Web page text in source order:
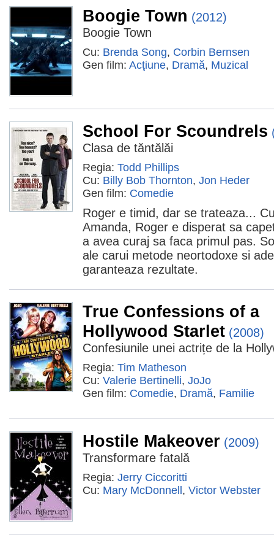
Boogie Town (2012)
Boogie Town
Cu: Brenda Song, Corbin Bernsen
Gen film: Acţiune, Dramă, Muzical
School For Scoundrels
Clasa de tăntălăi
Regia: Todd Phillips
Cu: Billy Bob Thornton, Jon Heder
Gen film: Comedie
Roger e timid, dar se trateaza...
Amanda, Roger e disperat sa
a avea curaj sa faca primul pas.
ale carui metode neortodoxe si
garanteaza rezultate.
True Confessions of a
Hollywood Starlet (2008)
Confesiunile unei actrițe de la
Regia: Tim Matheson
Cu: Valerie Bertinelli, JoJo
Gen film: Comedie, Dramă, Familie
Hostile Makeover (2009)
Transformare fatală
Regia: Jerry Ciccoritti
Cu: Mary McDonnell , Victor Webster